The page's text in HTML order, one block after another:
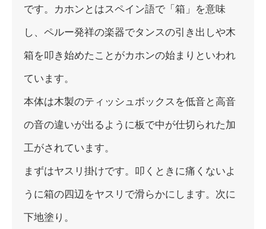
です。 カホンとはスペイン語で「箱」を意味
し、 ペルー発祥の楽器でタンスの引き出しや木
箱を叩き始めたことがカホンの始まりといわれ
ています。
本体は木製のティッシュボックスを低音と高音
の音の違いが出るよ うに板で中が仕切られた加
工がされています。
まずはヤスリ掛けです。 叩くときに痛くないよ
うに箱の四辺をヤスリで滑らかにします。 次に
下地塗り。